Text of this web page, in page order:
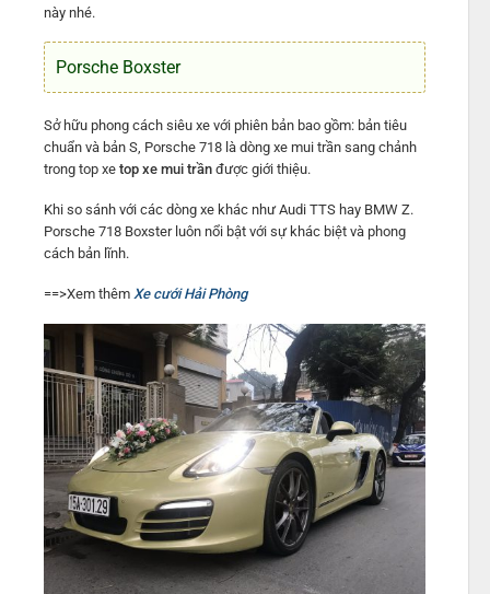
này nhé.
Porsche Boxster
Sở hữu phong cách siêu xe với phiên bản bao gồm: bản tiêu
chuẩn và bản S, Porsche 718 là dòng xe mui trần sang chảnh
trong top xe top xe mui trầnđược giới thiệu.
Khi so sánh với các dòng xe khác như Audi TTS hay BMW Z.
Porsche 718 Boxster luôn nổi bật với sự khác biệt và phong
cách bản lĩnh.
==>Xem thêm Xe cưới Hải Phòng